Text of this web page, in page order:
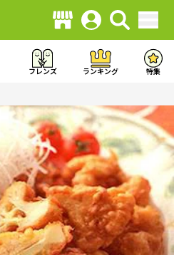
フレンズ ランキング 特集